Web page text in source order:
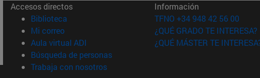
Accesos directos
Biblioteca (abre en nueva ventana)
Mi correo(abre en nueva ventana)
Aula virtual ADI (abre en nueva ventana)
Búsqueda de personas(abre en nueva ventana)
Trabaja con nosotros(abre en nueva ventana)
Información
TFNO +34 948 42 56 00
¿QUÉ GRADO TE INTERESA?
¿QUÉ MÁSTER TE